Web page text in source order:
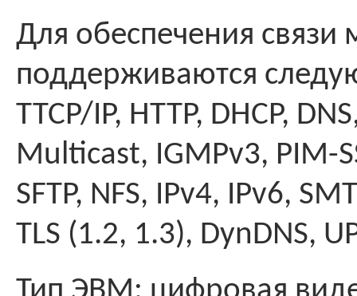
Для обеспечения связи
поддерживаются
TTCP/IP, HTTP, DHCP,
Multicast, IGMPv3, PIM-
SFTP, NFS, IPv4, IPv6,
TLS (1.2, 1.3), DynDNS,